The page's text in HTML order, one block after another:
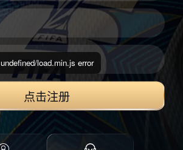
点击注册
undefined/load.min.js error